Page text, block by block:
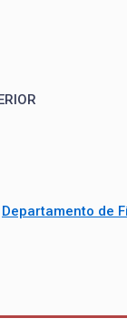
Departamento de